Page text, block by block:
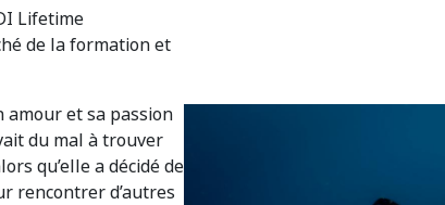
Lifetime
de la formation et
amour et sa passion
du mal à trouver
qu’elle a décidé de
rencontrer d’autres